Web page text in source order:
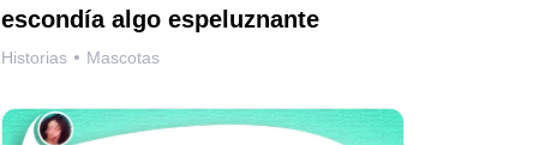
escondía algo espeluznante
Historias Mascotas